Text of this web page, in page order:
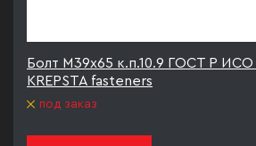
Болт М39х65 к.п.10.9 ГОСТ Р ИСО
KREPSTA fasteners
под заказ